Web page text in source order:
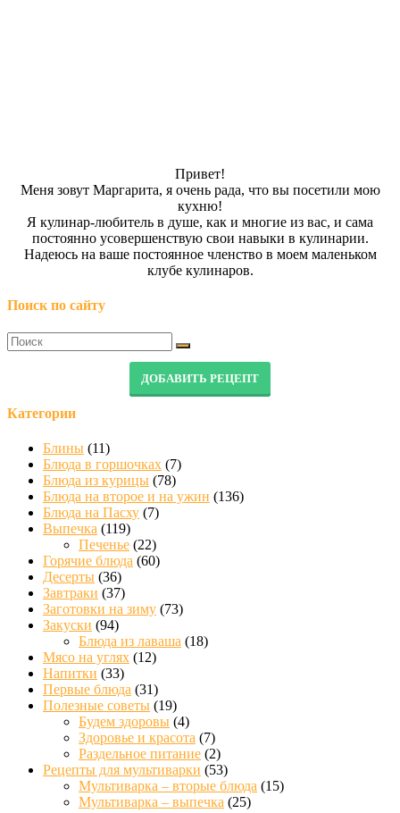
Привет!
Меня зовут Маргарита, я очень рада, что вы посетили мою
кухню!
Я кулинар-любитель в душе, как и многие из вас, и сама
постоянно усовершенствую свои навыки в кулинарии.
Надеюсь на ваше постоянное членство в моем маленьком
клубе кулинаров.
Поиск по сайту
ДОБАВИТЬ РЕЦЕПТ
Категории
Блины (11)
Блюда в горшочках (7)
Блюда из курицы (78)
Блюда на второе и на ужин (136)
Блюда на Пасху (7)
Выпечка (119)
Печенье (22)
Горячие блюда (60)
Десерты (36)
Завтраки (37)
Заготовки на зиму (73)
Закуски (94)
Блюда из лаваша (18)
Мясо на углях (12)
Напитки (33)
Первые блюда (31)
Полезные советы (19)
Будем здоровы (4)
Здоровье и красота (7)
Раздельное питание (2)
Рецепты для мультиварки (53)
Мультиварка – вторые блюда (15)
Мультиварка – выпечка (25)